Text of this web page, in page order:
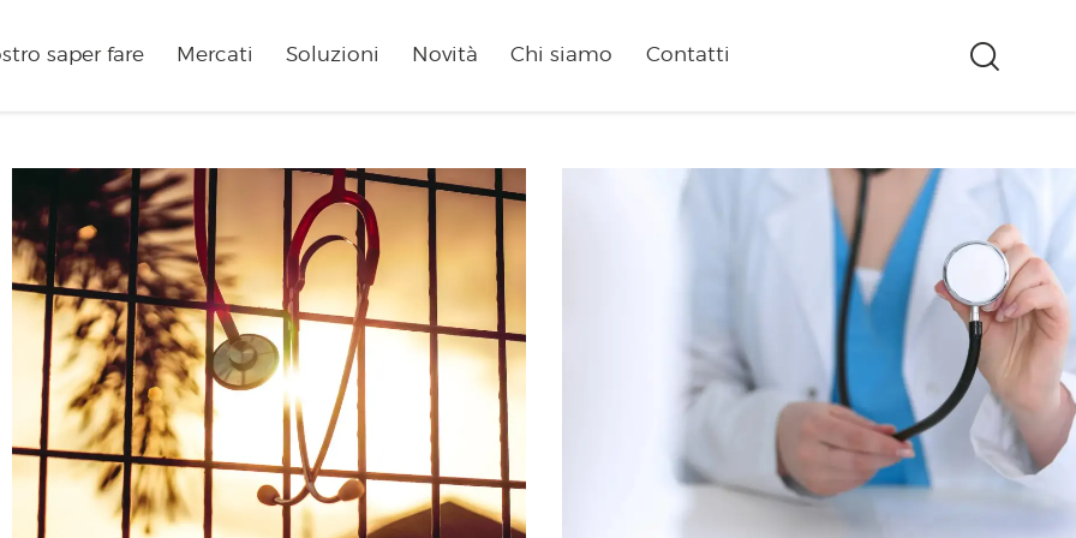
saper fare Mercati Soluzioni Novità Chi siamo Contatti